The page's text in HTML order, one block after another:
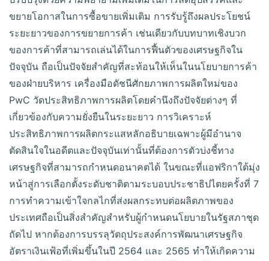
ขยายโอกาสในการซื้อขายเพิ่มเติม การรับรู้ถึงผลประโยชน์
ระยะยาวของการขยายการค้า เช่นเดียวกับบทบาทเชิงบวก
ของการค้าที่สามารถเล่นได้ในการฟื้นตัวของเศรษฐกิจใน
ปัจจุบัน ถือเป็นปัจจัยสำคัญที่สะท้อนให้เห็นในนโยบายการค้า
ของฝ่ายบริหาร เครื่องมือดัชนีศักยภาพการผลิตใหม่ของ
PwC วัดประสิทธิภาพการผลิตโดยคำนึงถึงปัจจัยต่างๆ ที่
เกี่ยวข้องกับความยั่งยืนในระยะยาว การวิเคราะห์
ประสิทธิภาพการผลิตกระแสหลักอธิบายเฉพาะผู้มีอำนาจ
ตัดสินใจในอดีตและปัจจุบันเท่านั้นที่ต้องการตัวบ่งชี้ทาง
เศรษฐกิจที่สามารถกำหนดอนาคตได้ ในขณะที่แอฟริกาใต้มุ่ง
หน้าสู่การเลือกตั้งระดับชาติตามระบอบประชาธิปไตยครั้งที่ 7
การทำความเข้าใจกลไกที่ส่งผลกระทบต่อผลิตภาพของ
ประเทศถือเป็นสิ่งสำคัญสำหรับผู้กำหนดนโยบายในรัฐสภาชุด
ถัดไป หากต้องการบรรลุวัตถุประสงค์การพัฒนาเศรษฐกิจ
อัตราเงินเฟ้อที่เพิ่มขึ้นในปี 2564 และ 2565 ทำให้เกิดความ